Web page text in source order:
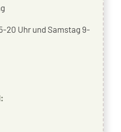
20 Uhr und Samstag 9-